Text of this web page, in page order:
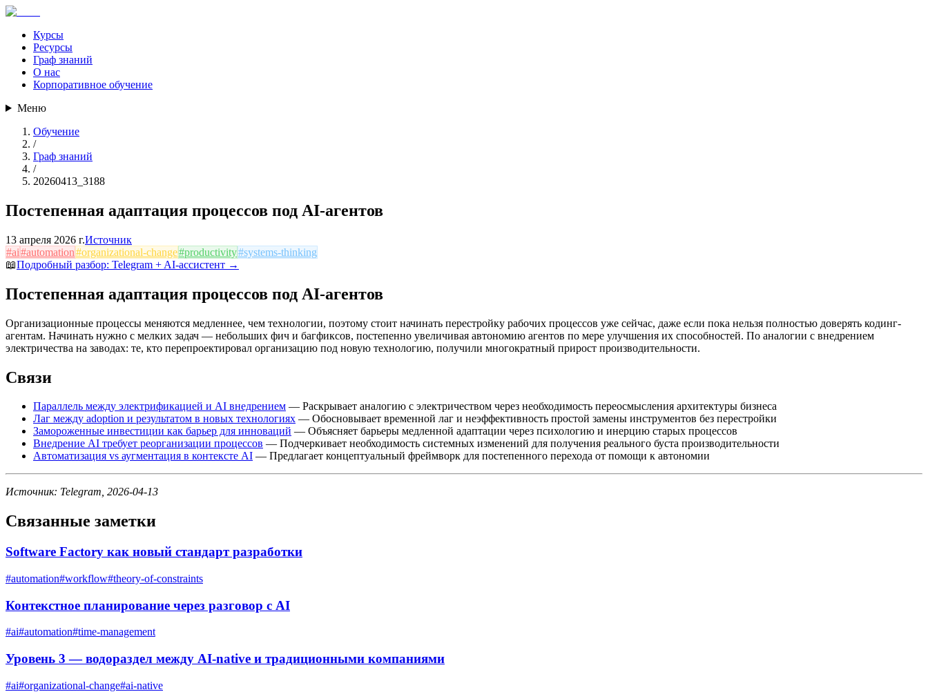
Курсы
Ресурсы
Граф знаний
О нас
Корпоративное обучение
Меню
Обучение
/
Граф знаний
/
20260413_3188
Постепенная адаптация процессов под AI-агентов
13 апреля 2026 г.Источник
#ai#automation#organizational-change#productivity#systems-thinking
📖Подробный разбор: Telegram + AI-ассистент →
Постепенная адаптация процессов под AI-агентов
Организационные процессы меняются медленнее, чем технологии, поэтому стоит начинать перестройку рабочих процессов уже сейчас, даже если пока нельзя полностью доверять кодинг-
агентам. Начинать нужно с мелких задач — небольших фич и багфиксов, постепенно увеличивая автономию агентов по мере улучшения их способностей. По аналогии с внедрением
электричества на заводах: те, кто перепроектировал организацию под новую технологию, получили многократный прирост производительности.
Связи
Параллель между электрификацией и AI внедрением — Раскрывает аналогию с электричеством через необходимость переосмысления архитектуры бизнеса
Лаг между adoption и результатом в новых технологиях — Обосновывает временной лаг и неэффективность простой замены инструментов без перестройки
Замороженные инвестиции как барьер для инноваций — Объясняет барьеры медленной адаптации через психологию и инерцию старых процессов
Внедрение AI требует реорганизации процессов — Подчеркивает необходимость системных изменений для получения реального буста производительности
Автоматизация vs аугментация в контексте AI — Предлагает концептуальный фреймворк для постепенного перехода от помощи к автономии
Источник: Telegram, 2026-04-13
Связанные заметки
Software Factory как новый стандарт разработки
#automation#workflow#theory-of-constraints
Контекстное планирование через разговор с AI
#ai#automation#time-management
Уровень 3 — водораздел между AI-native и традиционными компаниями
#ai#organizational-change#ai-native